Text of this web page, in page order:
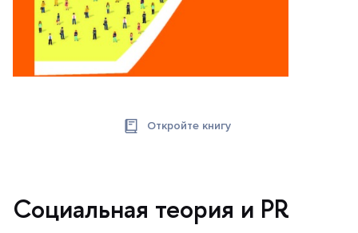
Откройте книгу
Социальная теория и PR